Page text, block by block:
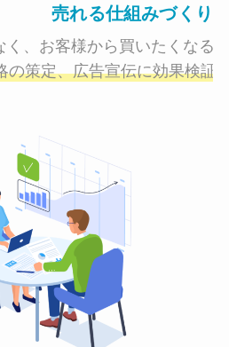
売れる仕組みづくり
く、お客様から買いたくなる
の策定、広告宣伝に効果検証